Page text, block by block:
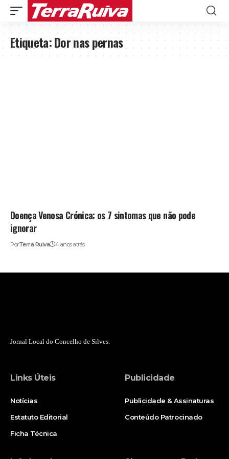
Etiqueta:Dor nas pernas
Doença Venosa Crónica: os 7 sintomas que não pode
ignorar
PorTerra Ruiva 4 anos atrás
Jornal Local do Concelho de Silves.
Links Úteis
Notícias
Estatuto Editorial
Ficha Técnica
Publicidade
Publicidade & Assinaturas
Conteúdo Patrocinado